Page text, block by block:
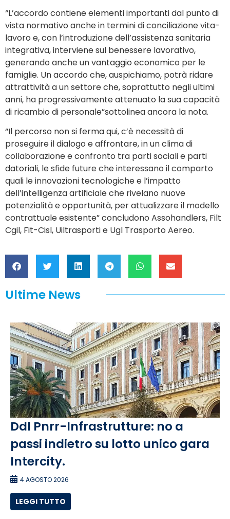
“L’accordo contiene elementi importanti dal punto di
vista normativo anche in termini di conciliazione vita-
lavoro e, con l’introduzione dell’assistenza sanitaria
integrativa, interviene sul benessere lavorativo,
generando anche un vantaggio economico per le
famiglie. Un accordo che, auspichiamo, potrà ridare
attrattività a un settore che, soprattutto negli ultimi
anni, ha progressivamente attenuato la sua capacità
di ricambio di personale”sottolinea ancora la nota.
“Il percorso non si ferma qui, c’è necessità di
proseguire il dialogo e affrontare, in un clima di
collaborazione e confronto tra parti sociali e parti
datoriali, le sfide future che interessano il comparto
quali le innovazioni tecnologiche e l’impatto
dell’intelligenza artificiale che rivelano nuove
potenzialità e opportunità, per attualizzare il modello
contrattuale esistente” concludono Assohandlers, Filt
Cgil, Fit-Cisl, Uiltrasporti e Ugl Trasporto Aereo.
Ultime News
Ddl Pnrr-Infrastrutture: no a
passi indietro su lotto unico gara
Intercity.
4 AGOSTO 2026
LEGGI TUTTO